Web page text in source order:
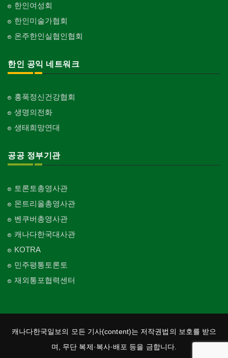
한인여성회
한인미술가협회
온주한인실협인협회
한인 공익 네트워크
홍푹정신건강협회
생명의전화
생태희망연대
공공 정부기관
토론토총영사관
몬트리올총영사관
벤쿠버총영사관
캐나다한국대사관
KOTRA
민주평통토론토
재외통포협력센터
캐나다한국일보의 모든 기사(content)는 저작권법의 보호를 받으
며, 무단 복제·복사·배포 등을 금합니다.